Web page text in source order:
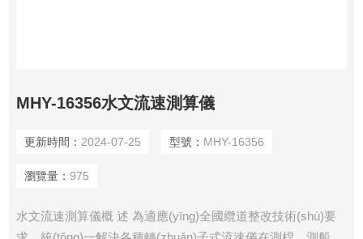
MHY-16356水文流速測算儀
更新時間： 2024-07-25 型號： MHY-16356
瀏覽量： 975
水文流速測算儀概 述 為適應(yīng)全國纜道整改技術(shù)要